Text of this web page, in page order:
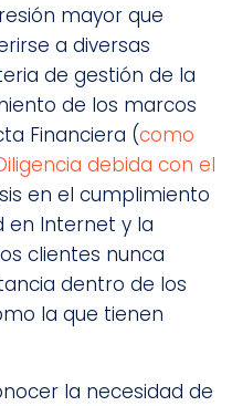
mayor que
a diversas
de gestión de la
de los marcos
Financiera (como
debida con el
en el cumplimiento
en Internet y la
clientes nunca
dentro de los
la que tienen
la necesidad de